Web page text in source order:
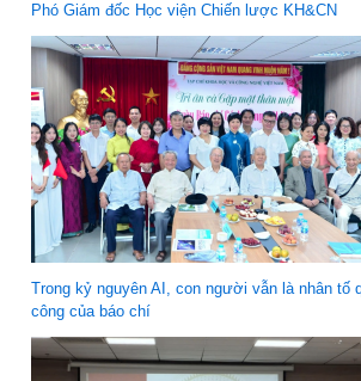
Phó Giám đốc Học viện Chiến lược KH&CN
Trong kỷ nguyên AI, con người vẫn là nhân tố
công của báo chí